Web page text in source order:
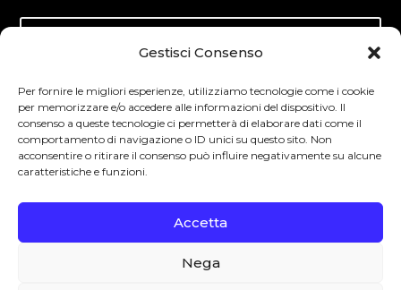
Gestisci Consenso
Per fornire le migliori esperienze, utilizziamo tecnologie come i cookie
per memorizzare e/o accedere alle informazioni del dispositivo. Il
consenso a queste tecnologie ci permetterà di elaborare dati come il
comportamento di navigazione o ID unici su questo sito. Non
acconsentire o ritirare il consenso può influire negativamente su alcune
caratteristiche e funzioni.
Accetta
Nega
Iscriviti alla newsletter
Degustibus invita al consumo responsabile.
La vendita di bevande alcoliche è vietata ai
Paese di residenza. L’abuso di alcol è
pericoloso per la salute.